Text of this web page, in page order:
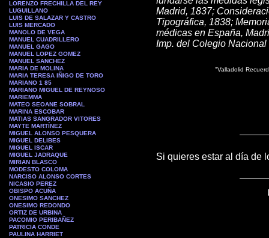
LORENZO FRECHILLA DEL REY
LUGUILLANO
LUIS DE SALAZAR Y CASTRO
LUIS MERCADO
MANOLO DE VEGA
MANUEL CUADRILLERO
MANUEL GAGO
MANUEL LOPEZ GOMEZ
MANUEL SANCHEZ
MARIA DE MOLINA
MARIA TERESA IÑIGO DE TORO
MARIANO 1 85
MARIANO MIGUEL DE REYNOSO
MARIEMMA
MATEO SEOANE SOBRAL
MARINA ESCOBAR
MATIAS SANGRADOR VITORES
MAYTE MARTÍNEZ
MIGUEL ALONSO PESQUERA
MIGUEL DELIBES
MIGUEL ISCAR
MIGUEL JADRAQUE
MIRIAN BLASCO
MODESTO COLOMA
NARCISO ALONSO CORTES
NICASIO PEREZ
OBISPO ACUÑA
ONESIMO SANCHEZ
ONESIMO REDONDO
ORTIZ DE URBINA
PACOMIO PERIBAÑEZ
PATRICIA CONDE
PAULINA HARRIET
Madrid, 1837;
Tipográfica, 1838;
médicas en España,
Imp. del Colegio
"Valladolid
Si quieres estar al día de